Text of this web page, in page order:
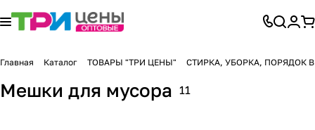
Главная Каталог ТОВАРЫ "ТРИ ЦЕНЫ" СТИРКА, УБОРКА, ПОРЯДОК
Мешки для мусора 11